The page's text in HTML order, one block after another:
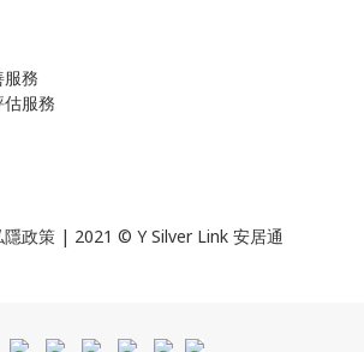
務
服務
隱政策 | 2021 © Y Silver Link 安居通